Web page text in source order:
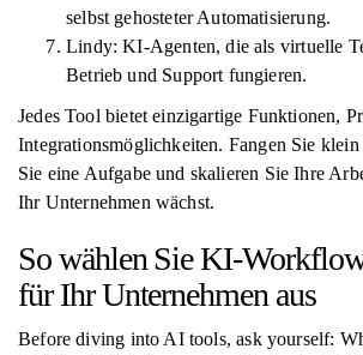
selbst gehosteter Automatisierung.
Lindy: KI-Agenten, die als virtuelle
Betrieb und Support fungieren.
Jedes Tool bietet einzigartige Funktionen,
Integrationsmöglichkeiten. Fangen Sie klein
Sie eine Aufgabe und skalieren Sie Ihre
Ihr Unternehmen wächst.
So wählen Sie KI-
für Ihr Unternehmen aus
Before diving into AI tools, ask yourself: